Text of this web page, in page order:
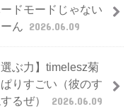
ドモードじゃない
ん 2026.06.09
ぶ力】timelesz菊
りすごい（彼のす
るぜ）
2026.06.09